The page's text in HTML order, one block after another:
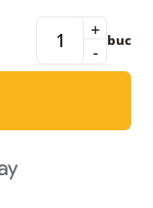
-
+ buc